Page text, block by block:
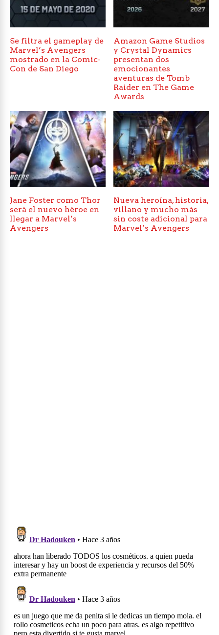
Se filtra el gameplay de
Marvel’s Avengers
mostrado en la Comic-
Con de San Diego
Amazon Game Studios
y Crystal Dynamics
presentan dos
emocionantes
aventuras de Tomb
Raider en The Game
Awards
Jane Foster como Thor
será el nuevo héroe en
llegar a Marvel’s
Avengers
Nueva heroína, historia,
villano y mucho más
sin coste adicional para
Marvel’s Avengers